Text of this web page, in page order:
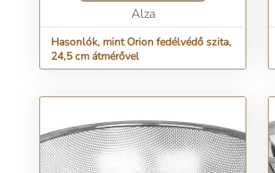
Alza
Hasonlók, mint Orion fedélvédő szita,
24,5 cm átmérővel